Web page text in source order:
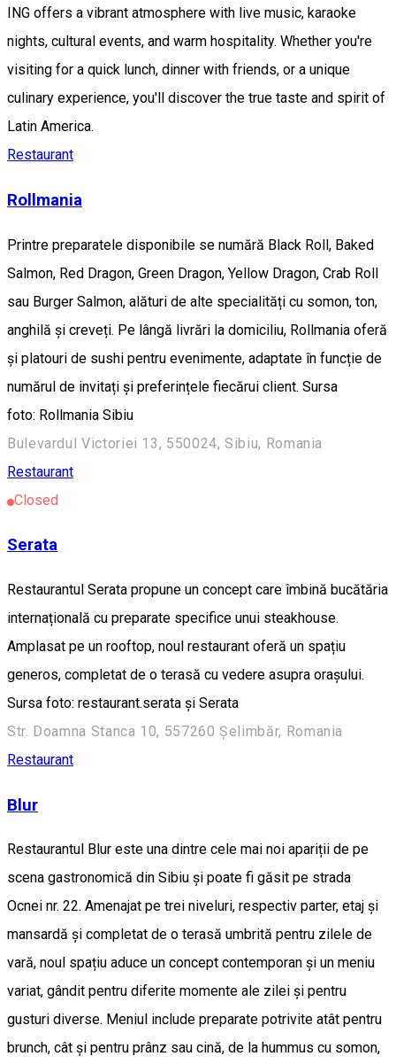
ING offers a vibrant atmosphere with live music, karaoke
nights, cultural events, and warm hospitality. Whether you're
visiting for a quick lunch, dinner with friends, or a unique
culinary experience, you'll discover the true taste and spirit of
Latin America.
Restaurant
Rollmania
Printre preparatele disponibile se numără Black Roll, Baked
Salmon, Red Dragon, Green Dragon, Yellow Dragon, Crab Roll
sau Burger Salmon, alături de alte specialități cu somon, ton,
anghilă și creveți. Pe lângă livrări la domiciliu, Rollmania oferă
și platouri de sushi pentru evenimente, adaptate în funcție de
numărul de invitați și preferințele fiecărui client. Sursa
foto: Rollmania Sibiu
Bulevardul Victoriei 13, 550024, Sibiu, Romania
Restaurant
Closed
Serata
Restaurantul Serata propune un concept care îmbină bucătăria
internațională cu preparate specifice unui steakhouse.
Amplasat pe un rooftop, noul restaurant oferă un spațiu
generos, completat de o terasă cu vedere asupra orașului.
Sursa foto: restaurant.serata și Serata
Str. Doamna Stanca 10, 557260 Șelimbăr, Romania
Restaurant
Blur
Restaurantul Blur este una dintre cele mai noi apariții de pe
scena gastronomică din Sibiu și poate fi găsit pe strada
Ocnei nr. 22. Amenajat pe trei niveluri, respectiv parter, etaj și
mansardă și completat de o terasă umbrită pentru zilele de
vară, noul spațiu aduce un concept contemporan și un meniu
variat, gândit pentru diferite momente ale zilei și pentru
gusturi diverse. Meniul include preparate potrivite atât pentru
brunch, cât și pentru prânz sau cină, de la hummus cu somon,